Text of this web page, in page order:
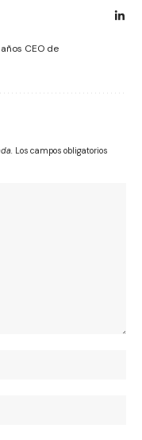
CEO de
Los campos obligatorios